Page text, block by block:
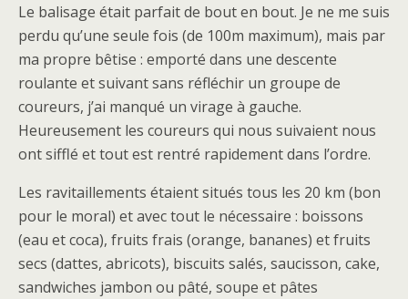
Le balisage était parfait de bout en bout. Je ne me suis
perdu qu’une seule fois (de 100m maximum), mais par
ma propre bêtise : emporté dans une descente
roulante et suivant sans réfléchir un groupe de
coureurs, j’ai manqué un virage à gauche.
Heureusement les coureurs qui nous suivaient nous
ont sifflé et tout est rentré rapidement dans l’ordre.
Les ravitaillements étaient situés tous les 20 km (bon
pour le moral) et avec tout le nécessaire : boissons
(eau et coca), fruits frais (orange, bananes) et fruits
secs (dattes, abricots), biscuits salés, saucisson, cake,
sandwiches jambon ou pâté, soupe et pâtes